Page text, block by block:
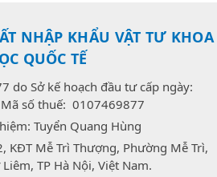
NHẬP KHẨU VẬT TƯ KHOA
QUỐC TẾ
do Sở kế hoạch đầu tư cấp ngày:
số thuế: 0107469877
Tuyển Quang Hùng
KĐT Mễ Trì Thượng, Phường Mễ Trì,
TP Hà Nội, Việt Nam.